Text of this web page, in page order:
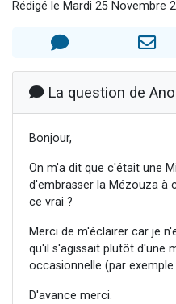
Dovan vient
Malgorzata
Rédigé le Mardi 25 Novembre
La question de
Bonjour,
On m'a dit que c'était une
d'embrasser la Mézouza à
ce vrai ?
Merci de m'éclairer car je
qu'il s'agissait plutôt d'une
occasionnelle (par
D'avance merci.